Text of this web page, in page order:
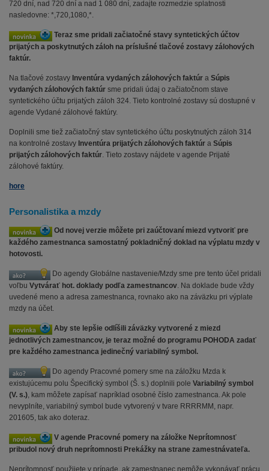
720 dní, nad 720 dní a nad 1 080 dní, zadajte rozmedzie splatnosti
nasledovne: *,720,1080,*.
Teraz sme pridali začiatočné stavy syntetických účtov
prijatých a poskytnutých záloh na príslušné tlačové zostavy zálohových
faktúr.
Na tlačové zostavy Inventúra vydaných zálohových faktúr a Súpis
vydaných zálohových faktúr sme pridali údaj o začiatočnom stave
syntetického účtu prijatých záloh 324. Tieto kontrolné zostavy sú dostupné v
agende Vydané zálohové faktúry.
Doplnili sme tiež začiatočný stav syntetického účtu poskytnutých záloh 314
na kontrolné zostavy Inventúra prijatých zálohových faktúr a Súpis
prijatých zálohových faktúr. Tieto zostavy nájdete v agende Prijaté
zálohové faktúry.
hore
Personalistika a mzdy
Od novej verzie môžete pri zaúčtovaní miezd vytvoriť pre
každého zamestnanca samostatný pokladničný doklad na výplatu mzdy v
hotovosti.
Do agendy Globálne nastavenie/Mzdy sme pre tento účel pridali
voľbu Vytvárať hot. doklady podľa zamestnancov. Na doklade bude vždy
uvedené meno a adresa zamestnanca, rovnako ako na záväzku pri výplate
mzdy na účet.
Aby ste lepšie odlíšili záväzky vytvorené z miezd
jednotlivých zamestnancov, je teraz možné do programu POHODA zadať
pre každého zamestnanca jedinečný variabilný symbol.
Do agendy Pracovné pomery sme na záložku Mzda k
existujúcemu polu Špecifický symbol (Š. s.) doplnili pole Variabilný symbol
(V. s.), kam môžete zapísať napríklad osobné číslo zamestnanca. Ak pole
nevyplníte, variabilný symbol bude vytvorený v tvare RRRRMM, napr.
201605, tak ako doteraz.
V agende Pracovné pomery na záložke Neprítomnosť
pribudol nový druh neprítomnosti Prekážky na strane zamestnávateľa.
Neprítomnosť použijete v prípade, ak zamestnanec nemôže vykonávať prácu